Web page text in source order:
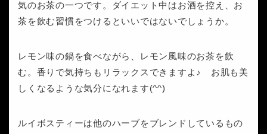
気のお茶の一つです。ダイエット中はお酒を控え、お
茶を飲む習慣をつけるといいではないでしょうか。
レモン味の鍋を食べながら、レモン風味のお茶を飲
む。香りで気持ちもリラックスできますよ♪ お肌も美
しくなるような気分になれます(^^)
ルイボスティーは他のハーブをブレンドしているもの